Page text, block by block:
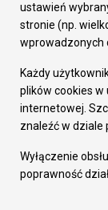
Fundusze
Środki krajowe
Oferty
Pozostałe
Deklaracja
Dane osobowe
Dodaj opinię o
ustawień
stronie (np.
wprowadzonych
Każdy
plików cookies
internetowej.
znaleźć w dziale
Wyłączenie
poprawność